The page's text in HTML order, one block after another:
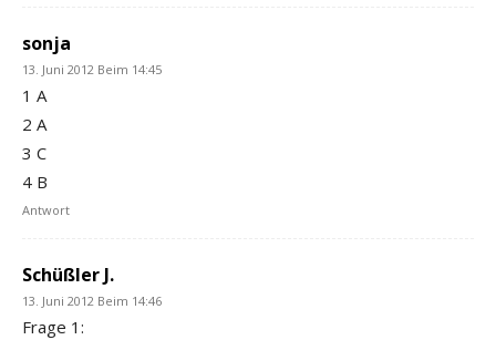
sonja
13. Juni 2012 Beim 14:45
1 A
2 A
3 C
4 B
Antwort
Schüßler J.
13. Juni 2012 Beim 14:46
Frage 1: